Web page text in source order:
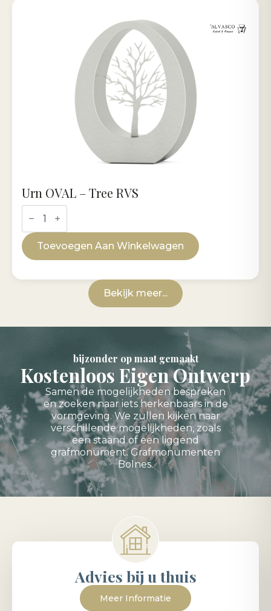
Urn
OVAL
-
Tree
RVS
aantal
Toevoegen Aan Winkelwagen
Urn OVAL – Tree RVS
Bekijk meer...
bijzonder op maat gemaakt
Kostenloos Eigen Ontwerp
Samen de mogelijkheden bespreken
en zoeken naar iets herkenbaars in de
vormgeving. We zullen kijken naar
verschillende mogelijkheden, zoals
een staand of een liggend
grafmonument. Grafmonumenten
Bolnes.
Advies bij u thuis
Meer Informatie